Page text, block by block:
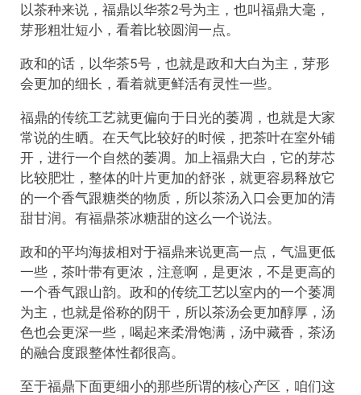
以茶种来说，福鼎以华茶2号为主，也叫福鼎大毫，
芽形粗壮短小，看着比较圆润一点。
政和的话，以华茶5号，也就是政和大白为主，芽形
会更加的细长，看着就更鲜活有灵性一些。
福鼎的传统工艺就更偏向于日光的萎凋，也就是大家
常说的生晒。在天气比较好的时候，把茶叶在室外铺
开，进行一个自然的萎凋。加上福鼎大白，它的芽芯
比较肥壮，整体的叶片更加的舒张，就更容易释放它
的一个香气跟糖类的物质，所以茶汤入口会更加的清
甜甘润。有福鼎茶冰糖甜的这么一个说法。
政和的平均海拔相对于福鼎来说更高一点，气温更低
一些，茶叶带有更浓，注意啊，是更浓，不是更高的
一个香气跟山韵。政和的传统工艺以室内的一个萎凋
为主，也就是俗称的阴干，所以茶汤会更加醇厚，汤
色也会更深一些，喝起来柔滑饱满，汤中藏香，茶汤
的融合度跟整体性都很高。
至于福鼎下面更细小的那些所谓的核心产区，咱们这